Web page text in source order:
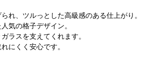
れ、ツルっとした高級感のある仕上がり。
気の格子デザイン。
ラスを支えてくれます。
にくく安心です。